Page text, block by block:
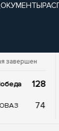
завершен
128
74